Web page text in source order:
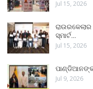
Jul 15, 2026
ସ୍ମାର୍ଟ…
Jul 15, 2026
ପାଣ୍ଡିଆନଙ୍କ
Jul 9, 2026